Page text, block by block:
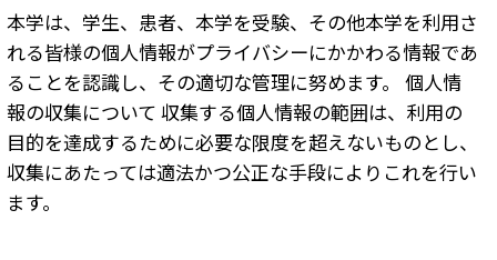
本学は、学生、患者、本学を受験、その他本学を利用さ
れる皆様の個人情報がプライバシーにかかわる情報であ
ることを認識し、その適切な管理に努めます。 個人情
報の収集について 収集する個人情報の範囲は、利用の
目的を達成するために必要な限度を超えないものとし、
収集にあたっては適法かつ公正な手段によりこれを行い
ます。